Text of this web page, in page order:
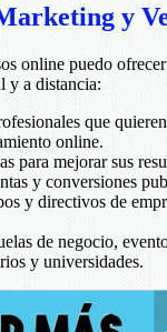
y
online puedo
y a distancia:
que
online.
para mejorar sus
y conversiones
y directivos de
de negocio,
y universidades.